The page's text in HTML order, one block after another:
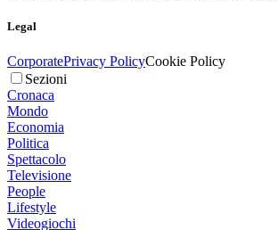
Legal
CorporatePrivacy PolicyCookie Policy
Sezioni
Cronaca
Mondo
Economia
Politica
Spettacolo
Televisione
People
Lifestyle
Videogiochi